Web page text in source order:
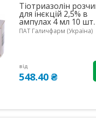
Тіотриазолін
для інєкцій 2,5% в
ампулах 4 мл 10 шт.
ПАТ Галичфарм (Україна)
від
548.40 ₴